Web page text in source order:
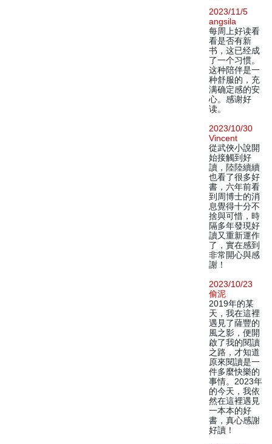
2023/11/5
angsila
每周上好读看
看是否有新
书，这已经成
了一个习惯。
这种陪伴是一
种舒服的，充
满确定感的安
心。感谢好
读。
2023/10/30
Vincent
從武俠小說開
始接觸到好
讀，陸陸續續
也看了很多好
書，六年前看
到周博士的消
息覺得十分不
捨與可惜，時
隔多年發現好
讀又重新運作
了，實在感到
非常開心與感
謝！
2023/10/23
偷泥
2019年的某
天，我在這裡
遇見了薩豐的
風之影，便開
啟了我的閱讀
之路，才知道
原來閱讀是一
件多麼快樂的
事情。2023年
的今天，我依
然在這裡遇見
一本本的好
書，真心感謝
好讀！